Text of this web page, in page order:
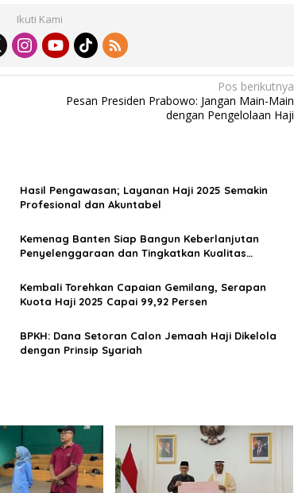
Ikuti Kami
Pos berikutnya
Pesan Presiden Prabowo: Jangan Main-Main
dengan Pengelolaan Haji
Hasil Pengawasan; Layanan Haji 2025 Semakin
Profesional dan Akuntabel
Kemenag Banten Siap Bangun Keberlanjutan
Penyelenggaraan dan Tingkatkan Kualitas
Kembali Torehkan Capaian Gemilang, Serapan
Kuota Haji 2025 Capai 99,92 Persen
BPKH: Dana Setoran Calon Jemaah Haji Dikelola
dengan Prinsip Syariah